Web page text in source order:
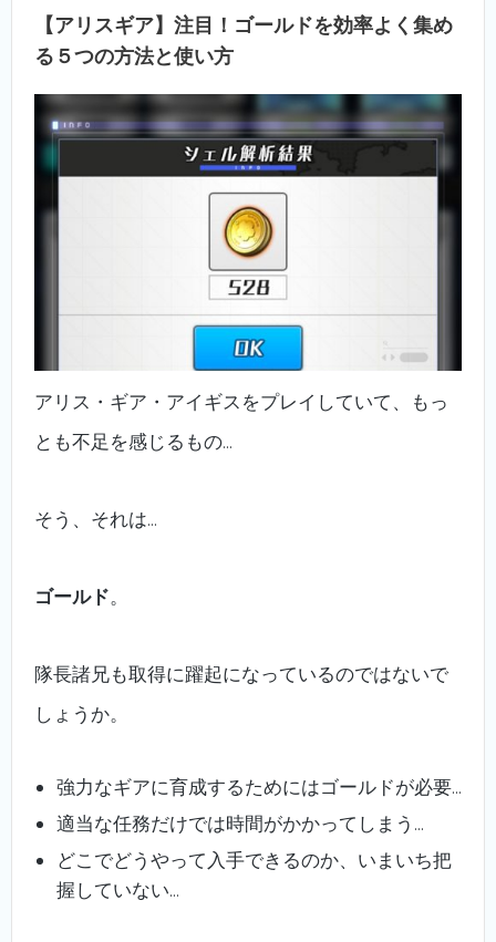
【アリスギア】注目！ゴールドを効率よく集め
る５つの方法と使い方
アリス・ギア・アイギスをプレイしていて、もっ
とも不足を感じるもの…
そう、それは…
ゴールド。
隊長諸兄も取得に躍起になっているのではないで
しょうか。
強力なギアに育成するためにはゴールドが必要…
適当な任務だけでは時間がかかってしまう…
どこでどうやって入手できるのか、いまいち把
握していない…